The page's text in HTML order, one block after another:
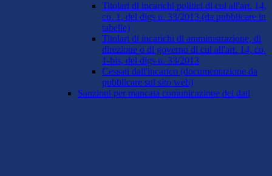
Titolari di incarichi politici di cui all'art. 14,
co. 1, del dlgs n. 33/2013 (da pubblicare in
tabelle)
Titolari di incarichi di amministrazione, di
direzione o di governo di cui all'art. 14, co.
1-bis, del dlgs n. 33/2013
Cessati dall'incarico (documentazione da
pubblicare sul sito web)
Sanzioni per mancata comunicazione dei dati